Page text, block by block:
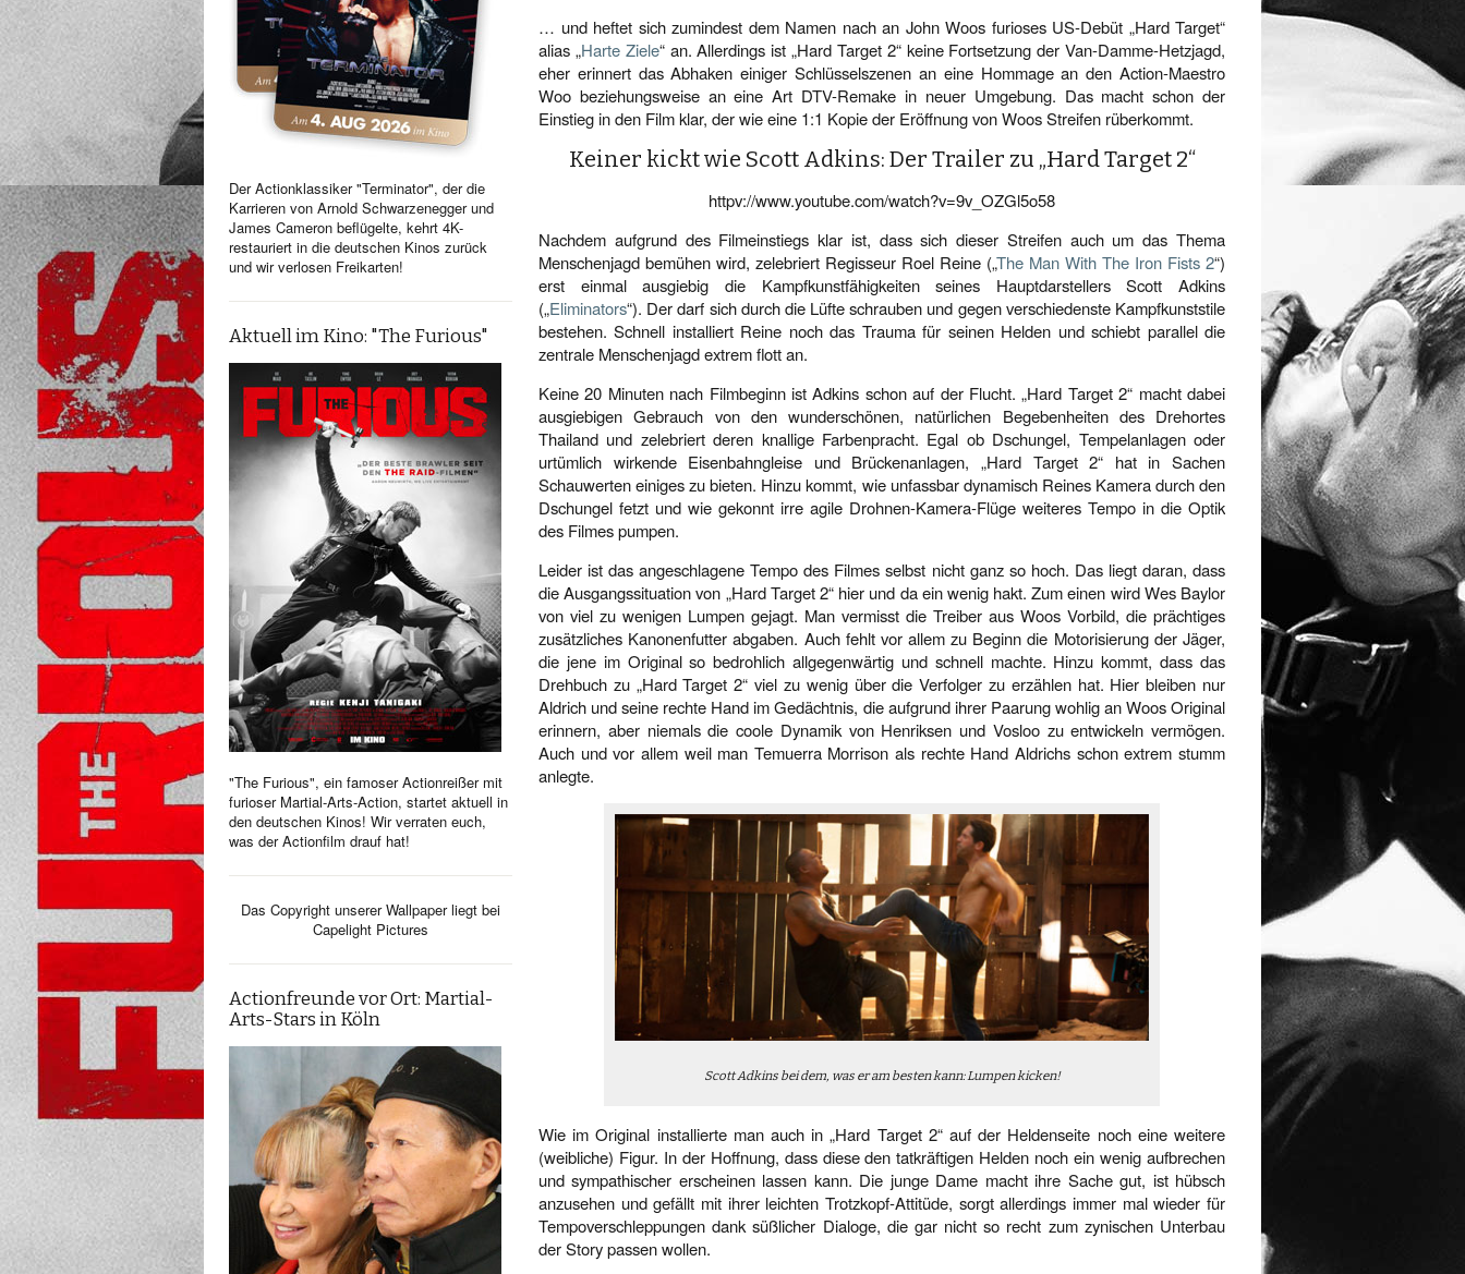
Der Actionklassiker "Terminator", der die
Karrieren von Arnold Schwarzenegger und
James Cameron beflügelte, kehrt 4K-
restauriert in die deutschen Kinos zurück
und wir verlosen Freikarten!
Aktuell im Kino: "The Furious"
"The Furious", ein famoser Actionreißer mit
furioser Martial-Arts-Action, startet aktuell in
den deutschen Kinos! Wir verraten euch,
was der Actionfilm drauf hat!
Das Copyright unserer Wallpaper liegt bei
Capelight Pictures
Actionfreunde vor Ort: Martial-
Arts-Stars in Köln
… und heftet sich zumindest dem Namen nach an John Woos furioses US-Debüt „Hard Target“
alias „Harte Ziele“ an. Allerdings ist „Hard Target 2“ keine Fortsetzung der Van-Damme-Hetzjagd,
eher erinnert das Abhaken einiger Schlüsselszenen an eine Hommage an den Action-Maestro
Woo beziehungsweise an eine Art DTV-Remake in neuer Umgebung. Das macht schon der
Einstieg in den Film klar, der wie eine 1:1 Kopie der Eröffnung von Woos Streifen rüberkommt.
Keiner kickt wie Scott Adkins: Der Trailer zu „Hard Target 2“
httpv://www.youtube.com/watch?v=9v_OZGl5o58
Nachdem aufgrund des Filmeinstiegs klar ist, dass sich dieser Streifen auch um das Thema
Menschenjagd bemühen wird, zelebriert Regisseur Roel Reine („The Man With The Iron Fists 2“)
erst einmal ausgiebig die Kampfkunstfähigkeiten seines Hauptdarstellers Scott Adkins
(„Eliminators“). Der darf sich durch die Lüfte schrauben und gegen verschiedenste Kampfkunststile
bestehen. Schnell installiert Reine noch das Trauma für seinen Helden und schiebt parallel die
zentrale Menschenjagd extrem flott an.
Keine 20 Minuten nach Filmbeginn ist Adkins schon auf der Flucht. „Hard Target 2“ macht dabei
ausgiebigen Gebrauch von den wunderschönen, natürlichen Begebenheiten des Drehortes
Thailand und zelebriert deren knallige Farbenpracht. Egal ob Dschungel, Tempelanlagen oder
urtümlich wirkende Eisenbahngleise und Brückenanlagen, „Hard Target 2“ hat in Sachen
Schauwerten einiges zu bieten. Hinzu kommt, wie unfassbar dynamisch Reines Kamera durch den
Dschungel fetzt und wie gekonnt irre agile Drohnen-Kamera-Flüge weiteres Tempo in die Optik
des Filmes pumpen.
Leider ist das angeschlagene Tempo des Filmes selbst nicht ganz so hoch. Das liegt daran, dass
die Ausgangssituation von „Hard Target 2“ hier und da ein wenig hakt. Zum einen wird Wes Baylor
von viel zu wenigen Lumpen gejagt. Man vermisst die Treiber aus Woos Vorbild, die prächtiges
zusätzliches Kanonenfutter abgaben. Auch fehlt vor allem zu Beginn die Motorisierung der Jäger,
die jene im Original so bedrohlich allgegenwärtig und schnell machte. Hinzu kommt, dass das
Drehbuch zu „Hard Target 2“ viel zu wenig über die Verfolger zu erzählen hat. Hier bleiben nur
Aldrich und seine rechte Hand im Gedächtnis, die aufgrund ihrer Paarung wohlig an Woos Original
erinnern, aber niemals die coole Dynamik von Henriksen und Vosloo zu entwickeln vermögen.
Auch und vor allem weil man Temuerra Morrison als rechte Hand Aldrichs schon extrem stumm
anlegte.
Scott Adkins bei dem, was er am besten kann: Lumpen kicken!
Wie im Original installierte man auch in „Hard Target 2“ auf der Heldenseite noch eine weitere
(weibliche) Figur. In der Hoffnung, dass diese den tatkräftigen Helden noch ein wenig aufbrechen
und sympathischer erscheinen lassen kann. Die junge Dame macht ihre Sache gut, ist hübsch
anzusehen und gefällt mit ihrer leichten Trotzkopf-Attitüde, sorgt allerdings immer mal wieder für
Tempoverschleppungen dank süßlicher Dialoge, die gar nicht so recht zum zynischen Unterbau
der Story passen wollen.